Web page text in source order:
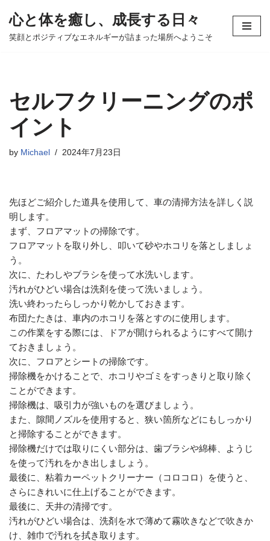
コ
ツ
へ
ッ
心と体を癒し、成長する日々
笑顔とポジティブなエネルギーが詰まった場所へようこそ
セルフクリーニングのポ
イント
by Michael 2024年7月23日
先ほどご紹介した道具を使用して、車の清掃方法を詳しく説
明します。
まず、フロアマットの掃除です。
フロアマットを取り外し、叩いて砂やホコリを落としましょ
う。
次に、たわしやブラシを使って水洗いします。
汚れがひどい場合は洗剤を使って洗いましょう。
洗い終わったらしっかり乾かしておきます。
布団たたきは、車内のホコリを落とすのに使用します。
この作業をする際には、ドアが開けられるようにすべて開け
ておきましょう。
次に、フロアとシートの掃除です。
掃除機をかけることで、ホコリやゴミをすっきりと取り除く
ことができます。
掃除機は、吸引力が強いものを選びましょう。
また、隙間ノズルを使用すると、狭い箇所などにもしっかり
と掃除することができます。
掃除機だけでは取りにくい部分は、歯ブラシや綿棒、ようじ
を使って汚れをかき出しましょう。
最後に、粘着カーペットクリーナー（コロコロ）を使うと、
さらにきれいに仕上げることができます。
最後に、天井の清掃です。
汚れがひどい場合は、洗剤を水で薄めて霧吹きなどで吹きか
け、雑巾で汚れを拭き取ります。